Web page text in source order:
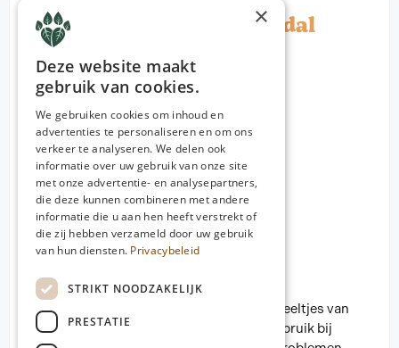
Colloïdaal zilver – colloidal
silver
Zuiver colloïdaal zilver 10 PPM met nanodeeltjes van
gemiddeld 0,65 nanometer. Uitwendig gebruik bij
×
Deze website maakt
gebruik van cookies.
We gebruiken cookies om inhoud en
advertenties te personaliseren en om ons
verkeer te analyseren. We delen ook
informatie over uw gebruik van onze site
met onze advertentie- en analysepartners,
die deze kunnen combineren met andere
informatie die u aan hen heeft verstrekt of
die zij hebben verzameld door uw gebruik
van hun diensten. Privacybeleid
STRIKT NOODZAKELIJK
PRESTATIE